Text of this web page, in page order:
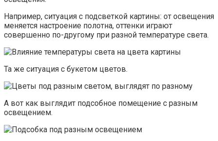
Например, ситуация с подсветкой картины: от освещения
меняется настроение полотна, оттенки играют
совершенно по-другому при разной температуре света.
Та же ситуация с букетом цветов.
А вот как выглядит подсобное помещение с разным
освещением.